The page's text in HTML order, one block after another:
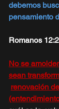
debemos
pensamiento
Romanos 12:2
No se
sean
renovación